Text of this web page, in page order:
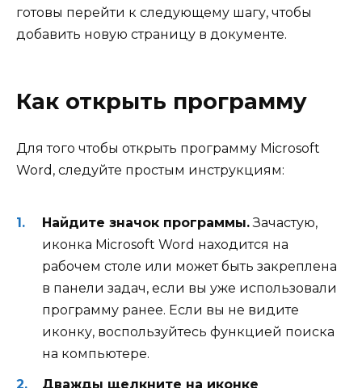
готовы перейти к следующему шагу, чтобы
добавить новую страницу в документе.
Как открыть программу
Для того чтобы открыть программу Microsoft
Word, следуйте простым инструкциям:
Найдите значок программы.Зачастую,
иконка Microsoft Word находится на
рабочем столе или может быть закреплена
в панели задач, если вы уже использовали
программу ранее. Если вы не видите
иконку, воспользуйтесь функцией поиска
на компьютере.
Дважды щелкните на иконке